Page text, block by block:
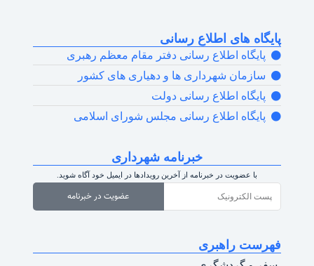
پایگاه های اطلاع رسانی
پایگاه اطلاع رسانی دفتر مقام معظم رهبری
سازمان شهرداری ها و دهیاری های کشور
پایگاه اطلاع رسانی دولت
پایگاه اطلاع رسانی مجلس شورای اسلامی
خبرنامه شهرداری
با عضویت در خبرنامه از آخرین رویدادها در ایمیل خود آگاه شوید.
عضویت در خبرنامه
فهرست راهبری